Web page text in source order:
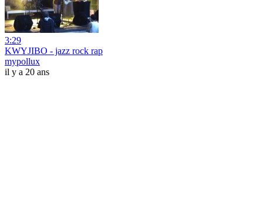
3:29
KWYJIBO - jazz rock rap
mypollux
il y a 20 ans